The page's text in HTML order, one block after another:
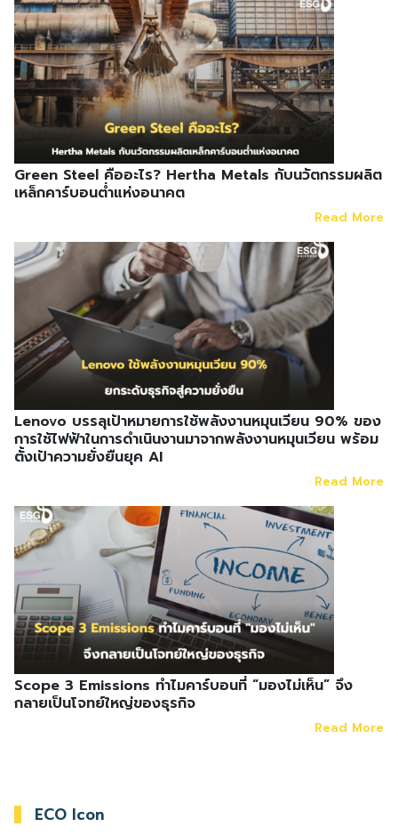
Green Steel คืออะไร? Hertha Metals กับนวัตกรรมผลิต
เหล็กคาร์บอนต่ำแห่งอนาคต
Read More
Lenovo บรรลุเป้าหมายการใช้พลังงานหมุนเวียน 90% ของ
การใช้ไฟฟ้าในการดำเนินงานมาจากพลังงานหมุนเวียน พร้อม
ตั้งเป้าความยั่งยืนยุค AI
Read More
Scope 3 Emissions ทำไมคาร์บอนที่ “มองไม่เห็น” จึง
กลายเป็นโจทย์ใหญ่ของธุรกิจ
Read More
ECO Icon